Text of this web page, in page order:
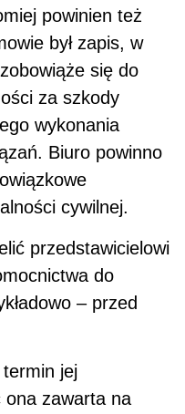
powinien też
był zapis, w
się do
za szkody
wykonania
Biuro powinno
cywilnej.
przedstawicielowi
do
– przed
jej
ona zawarta na